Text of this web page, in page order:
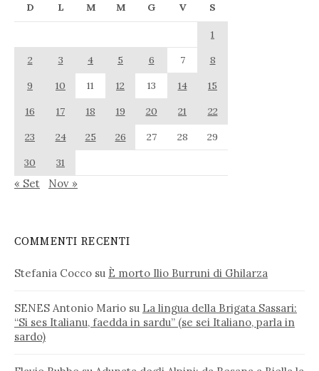
D L M M G V S
1
2
3 4 5 6 7
8
9
10 11 12 13 14
15
16
17 18 19 20 21
22
23
24 25 26 27 28
29
30
31
« Set Nov »
COMMENTI RECENTI
Stefania Cocco su È morto Ilio Burruni di Ghilarza
SENES Antonio Mario su La lingua della Brigata Sassari:
“Si ses Italianu, faedda in sardu” (se sei Italiano, parla in
sardo)